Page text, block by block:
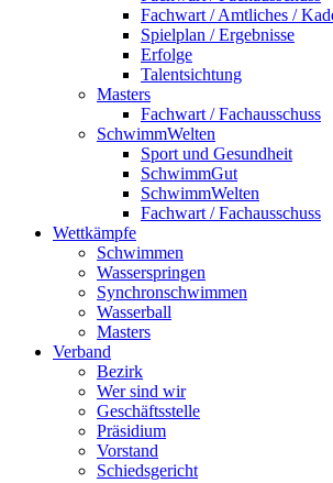
Fachwart / Amtliches /
Spielplan / Ergebnisse
Erfolge
Talentsichtung
Masters
Fachwart / Fachausschuss
SchwimmWelten
Sport und Gesundheit
SchwimmGut
SchwimmWelten
Fachwart / Fachausschuss
Wettkämpfe
Schwimmen
Wasserspringen
Synchronschwimmen
Wasserball
Masters
Verband
Bezirk
Wer sind wir
Geschäftsstelle
Präsidium
Vorstand
Schiedsgericht